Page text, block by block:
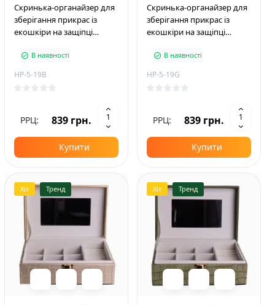
Скринька-органайзер для
зберігання прикрас із
екошкіри на защіпці
В наявності
HP-5-19B
РРЦ: 839 грн.
Купити
Скринька-органайзер для
зберігання прикрас із
екошкіри на защіпці
В наявності
HP-5-19G
РРЦ: 839 грн.
Купити
Хіт Тренд Хіт Тренд